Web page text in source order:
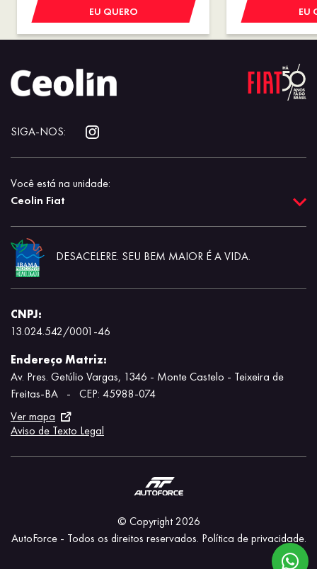
EU QUERO EU
SIGA-NOS:
Você está na unidade:
Ceolin Fiat
DESACELERE. SEU BEM MAIOR É A VIDA.
CNPJ:
13.024.542/0001-46
Endereço Matriz:
Av. Pres. Getúlio Vargas, 1346 - Monte Castelo - Teixeira de
Freitas-BA
-
CEP: 45988-074
Ver mapa
Aviso de Texto Legal
© Copyright 2026
AutoForce - Todos os direitos reservados. Política de privacidade.